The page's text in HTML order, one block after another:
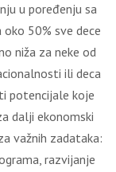
u poređenju sa
50% sve dece
niža za neke od
ili deca
potencijale koje
dalji ekonomski
važnih zadataka:
razvijanje